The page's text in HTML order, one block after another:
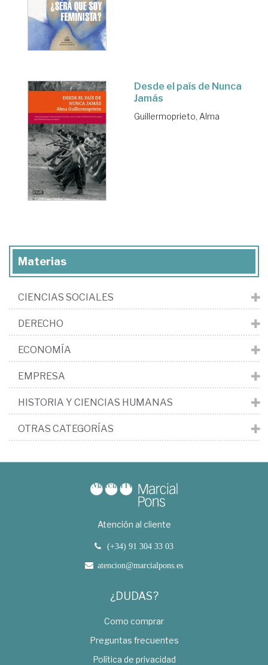
Desde el país de Nunca
Jamás
Guillermoprieto, Alma
Materias
CIENCIAS SOCIALES
DERECHO
ECONOMÍA
EMPRESA
HISTORIA Y CIENCIAS HUMANAS
OTRAS CATEGORÍAS
Atención al cliente
(+34) 91 304 33 03
atencion@marcialpons.es
¿DUDAS?
Como comprar
Preguntas frecuentes
Política de privacidad